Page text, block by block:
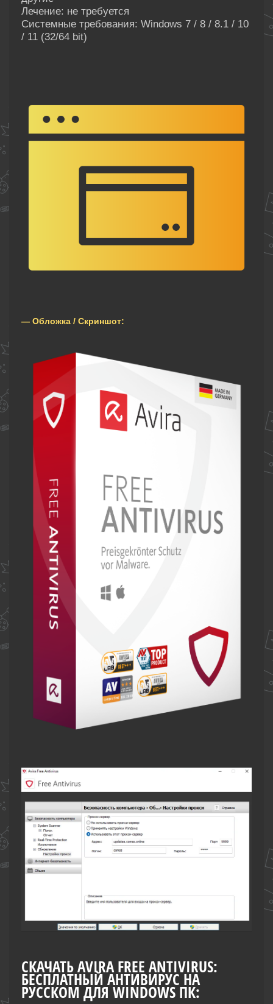
Лечение: не требуется
Системные требования: Windows 7 / 8 / 8.1 / 10
/ 11 (32/64 bit)
— Обложка / Скриншот:
СКАЧАТЬ AVIRA FREE ANTIVIRUS:
БЕСПЛАТНЫЙ АНТИВИРУС НА
РУССКОМ ДЛЯ WINDOWS ПК: